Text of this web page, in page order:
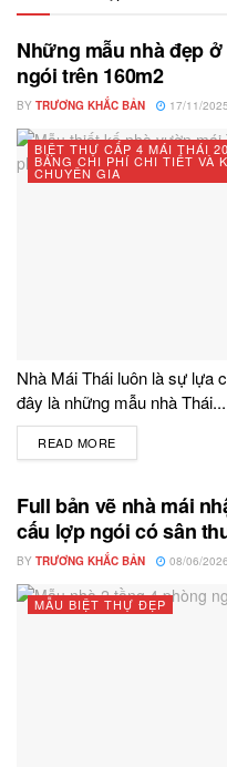
Những mẫu nhà đẹp
ngói trên 160m2
BY TRƯƠNG KHẮC BẢN 17/11/2025
BIỆT THỰ CẤP 4 MÁI THÁI
BẢNG CHI PHÍ CHI TIẾT VÀ
CHUYÊN GIA
Nhà Mái Thái luôn là sự lựa
đây là những mẫu nhà Thái...
READ MORE
Full bản vẽ nhà mái
cấu lợp ngói có sân
BY TRƯƠNG KHẮC BẢN 08/06/2026
MẪU BIỆT THỰ ĐẸP